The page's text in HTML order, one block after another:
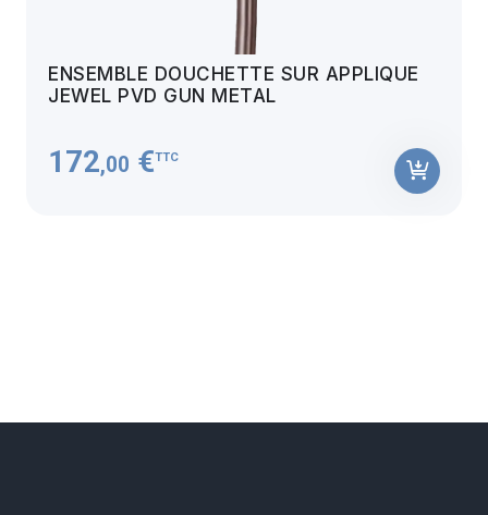
ENSEMBLE DOUCHETTE SUR APPLIQUE
JEWEL PVD GUN METAL
172,00 €TTC